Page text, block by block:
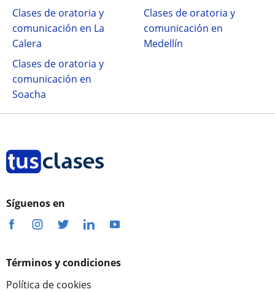
Clases de oratoria y
comunicación en La
Calera
Clases de oratoria y
comunicación en
Medellín
Clases de oratoria y
comunicación en
Soacha
Síguenos en
Términos y condiciones
Política de cookies